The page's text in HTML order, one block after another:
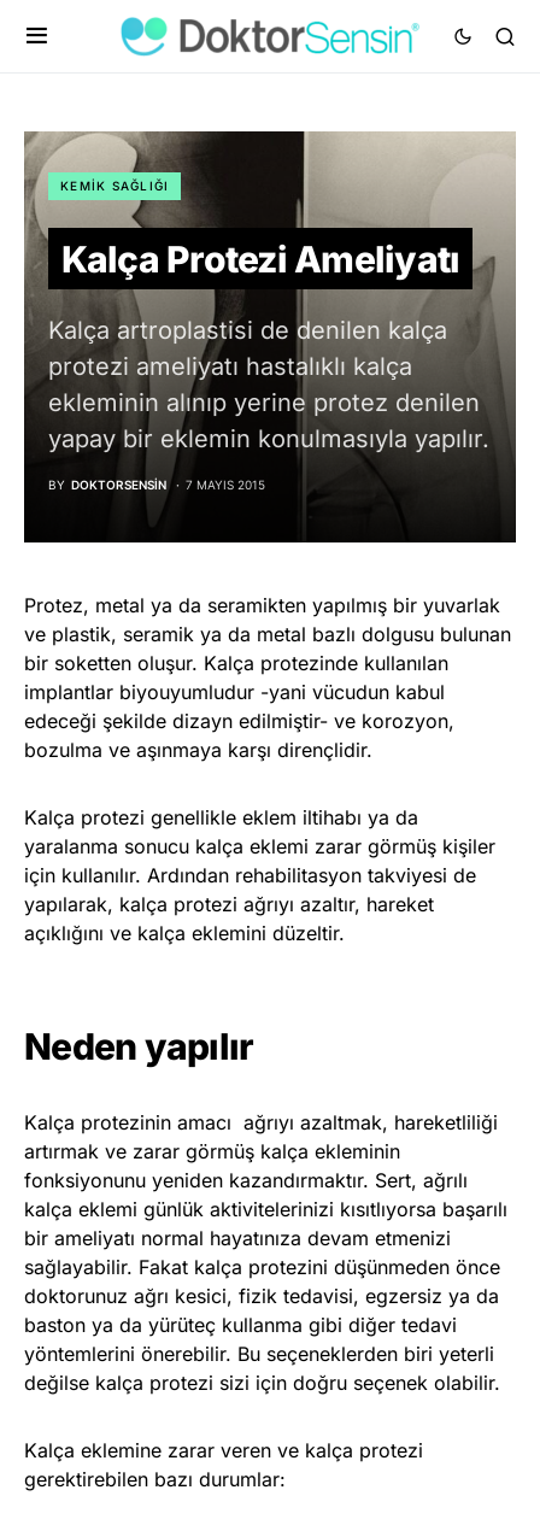
KEMIK SAĞLIĞI
Kalça Protezi Ameliyatı
Kalça artroplastisi de denilen kalça
protezi ameliyatı hastalıklı kalça
ekleminin alınıp yerine protez denilen
yapay bir eklemin konulmasıyla yapılır.
BY DOKTORSENSIN 7 MAYIS 2015
Protez, metal ya da seramikten yapılmış bir yuvarlak
ve plastik, seramik ya da metal bazlı dolgusu bulunan
bir soketten oluşur. Kalça protezinde kullanılan
implantlar biyouyumludur -yani vücudun kabul
edeceği şekilde dizayn edilmiştir- ve korozyon,
bozulma ve aşınmaya karşı dirençlidir.
Kalça protezi genellikle eklem iltihabı ya da
yaralanma sonucu kalça eklemi zarar görmüş kişiler
için kullanılır. Ardından rehabilitasyon takviyesi de
yapılarak, kalça protezi ağrıyı azaltır, hareket
açıklığını ve kalça eklemini düzeltir.
Neden yapılır
Kalça protezinin amacı ağrıyı azaltmak, hareketliliği
artırmak ve zarar görmüş kalça ekleminin
fonksiyonunu yeniden kazandırmaktır. Sert, ağrılı
kalça eklemi günlük aktivitelerinizi kısıtlıyorsa başarılı
bir ameliyatı normal hayatınıza devam etmenizi
sağlayabilir. Fakat kalça protezini düşünmeden önce
doktorunuz ağrı kesici, fizik tedavisi, egzersiz ya da
baston ya da yürüteç kullanma gibi diğer tedavi
yöntemlerini önerebilir. Bu seçeneklerden biri yeterli
değilse kalça protezi sizi için doğru seçenek olabilir.
Kalça eklemine zarar veren ve kalça protezi
gerektirebilen bazı durumlar: